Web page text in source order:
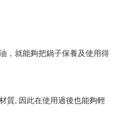
，就能夠把鍋子保養及使用得
質, 因此在使用過後也能夠輕